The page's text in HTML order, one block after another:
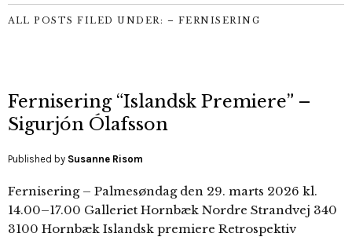
ALL POSTS FILED UNDER: – FERNISERING
Fernisering “Islandsk Premiere” –
Sigurjón Ólafsson
Published by Susanne Risom
Fernisering – Palmesøndag den 29. marts 2026 kl.
14.00–17.00 Galleriet Hornbæk Nordre Strandvej 340
3100 Hornbæk Islandsk premiere Retrospektiv